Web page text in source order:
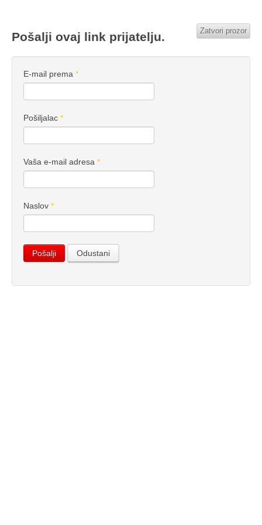
Pošalji ovaj link prijatelju. Zatvori prozor
E-mail prema *
Pošiljalac *
Vaša e-mail adresa *
Naslov *
Pošalji Odustani